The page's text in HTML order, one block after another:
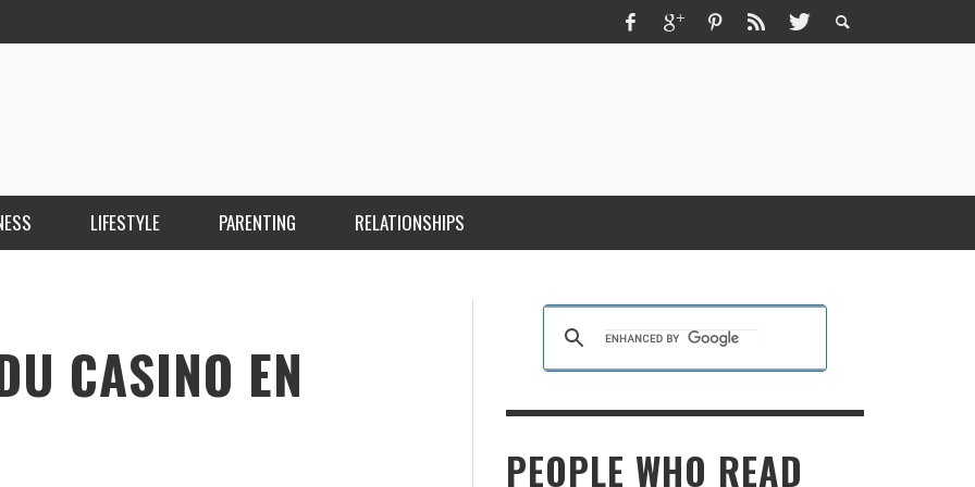
LIFESTYLE
KRISTEN R SMITH , MARCH 14, 2026
PARENTING RELATIONSHIPS
CASINO EN
PEOPLE WHO READ